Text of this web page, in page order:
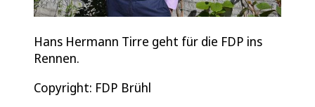
Hans Hermann Tirre geht für die FDP ins
Rennen.
Copyright: FDP Brühl